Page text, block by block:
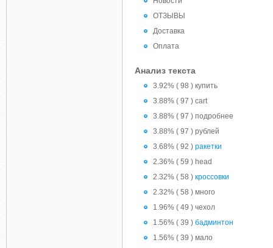
ОТЗЫВЫ
Доставка
Оплата
Анализ текста
3.92% ( 98 ) купить
3.88% ( 97 ) cart
3.88% ( 97 ) подробнее
3.88% ( 97 ) рублей
3.68% ( 92 ) ракетки
2.36% ( 59 ) head
2.32% ( 58 ) кроссовки
2.32% ( 58 ) много
1.96% ( 49 ) чехол
1.56% ( 39 ) бадминтон
1.56% ( 39 ) мало